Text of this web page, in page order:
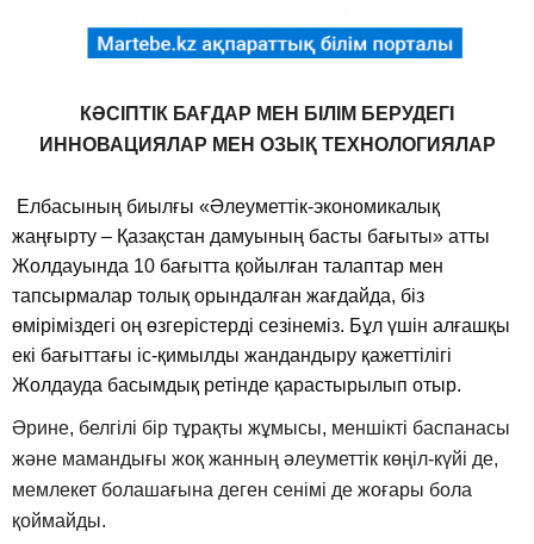
КӘСІПТІК БАҒДАР МЕН БІЛІМ БЕРУДЕГІ
ИННОВАЦИЯЛАР МЕН ОЗЫҚ ТЕХНОЛОГИЯЛАР
Елбасының биылғы «Әлеуметтік-экономикалық
жаңғырту – Қазақстан дамуының басты бағыты» атты
Жолдауында 10 бағытта қойылған талаптар мен
тапсырмалар толық орындалған жағдайда, біз
өміріміздегі оң өзгерістерді сезінеміз. Бұл үшін алғашқы
екі бағыттағы іс-қимылды жандандыру қажеттілігі
Жолдауда басымдық ретінде қарастырылып отыр.
Әрине, белгілі бір тұрақты жұмысы, меншікті баспанасы
және мамандығы жоқ жанның әлеуметтік көңіл-күйі де,
мемлекет болашағына деген сенімі де жоғары бола
қоймайды.